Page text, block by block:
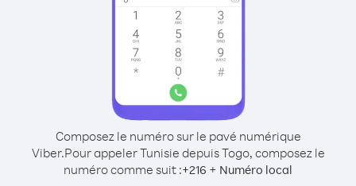
Composez le numéro sur le pavé numérique
Viber.Pour appeler Tunisie depuis Togo, composez le
numéro comme suit :+216 + Numéro local